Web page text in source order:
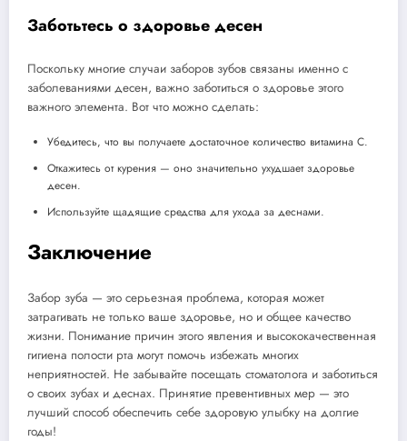
Заботьтесь о здоровье десен
Поскольку многие случаи заборов зубов связаны именно с
заболеваниями десен, важно заботиться о здоровье этого
важного элемента. Вот что можно сделать:
Убедитесь, что вы получаете достаточное количество витамина C.
Откажитесь от курения — оно значительно ухудшает здоровье
десен.
Используйте щадящие средства для ухода за деснами.
Заключение
Забор зуба — это серьезная проблема, которая может
затрагивать не только ваше здоровье, но и общее качество
жизни. Понимание причин этого явления и высококачественная
гигиена полости рта могут помочь избежать многих
неприятностей. Не забывайте посещать стоматолога и заботиться
о своих зубах и деснах. Принятие превентивных мер — это
лучший способ обеспечить себе здоровую улыбку на долгие
годы!